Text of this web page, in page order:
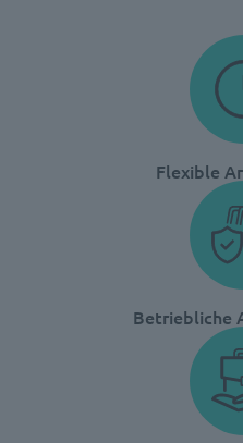
Flexible
Betriebliche